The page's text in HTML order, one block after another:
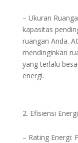
– Ukuran
kapasitas
ruangan Anda.
mendinginkan
yang terlalu
energi.
Efisiensi Energi
– Rating Energi: